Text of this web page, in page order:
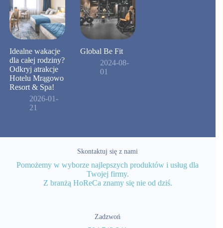
Idealne wakacje
dla całej rodziny?
Odkryj atrakcje
Hotelu Mrągowo
Resort & Spa!
2026-01-
21
Global Be Fit
2024-08-
01
Skontaktuj się z nami
Pomożemy w wyborze najlepszych produktów i usług dla
Twojej firmy.
Z branżą HoReCa znamy się nie od dziś.
Zadzwoń